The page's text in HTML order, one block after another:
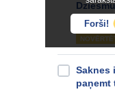
Forši!
Eseja
Saknes
paņemt